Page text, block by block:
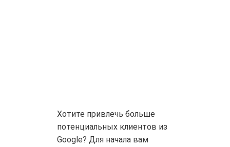
Хотите привлечь больше
потенциальных клиентов из
Google? Для начала вам